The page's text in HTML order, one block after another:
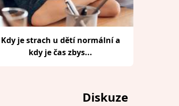
Kdy je strach u dětí normální a
kdy je čas zbys...
Diskuze